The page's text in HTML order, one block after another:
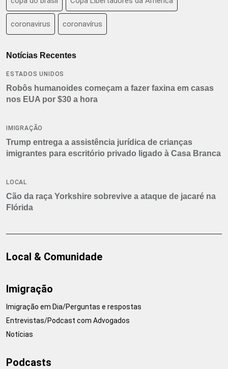
coronavirus coronavírus
Notícias Recentes
ESTADOS UNIDOS
Robôs humanoides começam a fazer faxina em casas
nos EUA por $30 a hora
IMIGRAÇÃO
Trump entrega a assistência jurídica de crianças
imigrantes para escritório privado ligado à Casa Branca
LOCAL
Cão da raça Yorkshire sobrevive a ataque de jacaré na
Flórida
Local & Comunidade
Imigração
Imigração em Dia/Perguntas e respostas
Entrevistas/Podcast com Advogados
Notícias
Podcasts